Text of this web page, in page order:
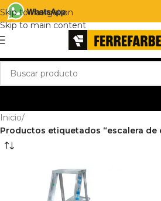
Skip to navigation
Skip to main content
Inicio/
Productos etiquetados “escalera de